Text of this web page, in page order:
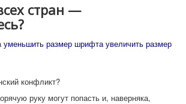
стран —
уменьшить размер шрифта увеличить размер
конфликт?
руку могут попасть и, наверняка,